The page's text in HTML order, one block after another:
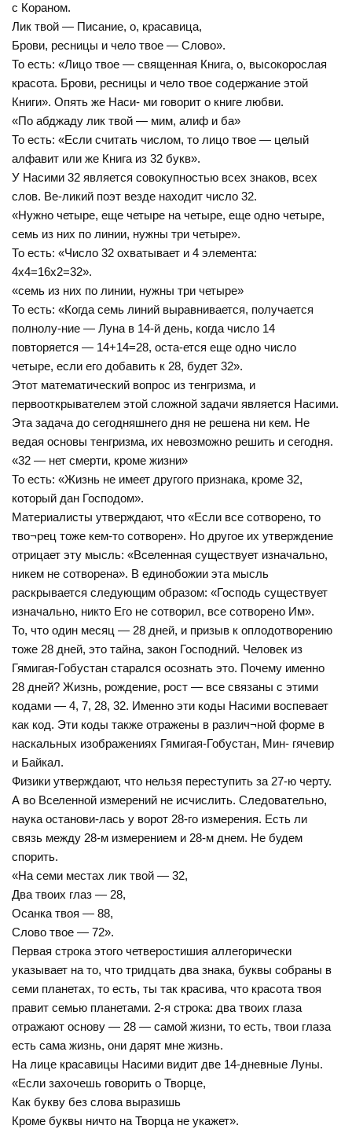
с Кораном.
Лик твой — Писание, о, красавица,
Брови, ресницы и чело твое — Слово».
То есть: «Лицо твое — священная Книга, о, высокорослая
красота. Брови, ресницы и чело твое содержание этой
Книги». Опять же Наси- ми говорит о книге любви.
«По абджаду лик твой — мим, алиф и ба»
То есть: «Если считать числом, то лицо твое — целый
алфавит или же Книга из 32 букв».
У Насими 32 является совокупностью всех знаков, всех
слов. Ве-ликий поэт везде находит число 32.
«Нужно четыре, еще четыре на четыре, еще одно четыре,
семь из них по линии, нужны три четыре».
То есть: «Число 32 охватывает и 4 элемента:
4х4=16х2=32».
«семь из них по линии, нужны три четыре»
То есть: «Когда семь линий выравнивается, получается
полнолу-ние — Луна в 14-й день, когда число 14
повторяется — 14+14=28, оста-ется еще одно число
четыре, если его добавить к 28, будет 32».
Этот математический вопрос из тенгризма, и
первооткрывателем этой сложной задачи является Насими.
Эта задача до сегодняшнего дня не решена ни кем. Не
ведая основы тенгризма, их невозможно решить и сегодня.
«32 — нет смерти, кроме жизни»
То есть: «Жизнь не имеет другого признака, кроме 32,
который дан Господом».
Материалисты утверждают, что «Если все сотворено, то
тво¬рец тоже кем-то сотворен». Но другое их утверждение
отрицает эту мысль: «Вселенная существует изначально,
никем не сотворена». В единобожии эта мысль
раскрывается следующим образом: «Господь существует
изначально, никто Его не сотворил, все сотворено Им».
То, что один месяц — 28 дней, и призыв к оплодотворению
тоже 28 дней, это тайна, закон Господний. Человек из
Гямигая-Гобустан старался осознать это. Почему именно
28 дней? Жизнь, рождение, рост — все связаны с этими
кодами — 4, 7, 28, 32. Именно эти коды Насими воспевает
как код. Эти коды также отражены в различ¬ной форме в
наскальных изображениях Гямигая-Гобустан, Мин- гячевир
и Байкал.
Физики утверждают, что нельзя переступить за 27-ю черту.
А во Вселенной измерений не исчислить. Следовательно,
наука останови-лась у ворот 28-го измерения. Есть ли
связь между 28-м измерением и 28-м днем. Не будем
спорить.
«На семи местах лик твой — 32,
Два твоих глаз — 28,
Осанка твоя — 88,
Слово твое — 72».
Первая строка этого четверостишия аллегорически
указывает на то, что тридцать два знака, буквы собраны в
семи планетах, то есть, ты так красива, что красота твоя
правит семью планетами. 2-я строка: два твоих глаза
отражают основу — 28 — самой жизни, то есть, твои глаза
есть сама жизнь, они дарят мне жизнь.
На лице красавицы Насими видит две 14-дневные Луны.
«Если захочешь говорить о Творце,
Как букву без слова выразишь
Кроме буквы ничто на Творца не укажет».